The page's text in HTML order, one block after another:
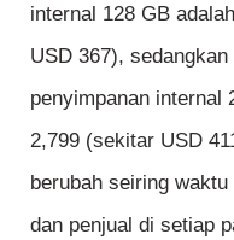
internal 128 GB
USD 367),
penyimpanan internal
2,799 (sekitar USD
berubah seiring
dan penjual di setiap